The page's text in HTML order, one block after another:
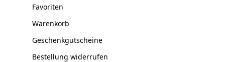
Favoriten
Warenkorb
Geschenkgutscheine
Bestellung widerrufen